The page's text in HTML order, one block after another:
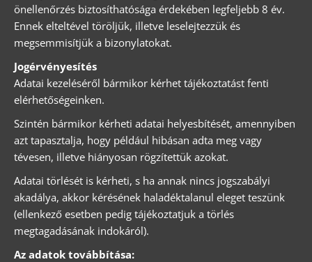
önellenőrzés biztosíthatósága érdekében legfeljebb 8 év.
Ennek elteltével töröljük, illetve leselejtezzük és
megsemmisítjük a bizonylatokat.
Jogérvényesítés
Adatai kezeléséről bármikor kérhet tájékoztatást fenti
elérhetőségeinken.
Szintén bármikor kérheti adatai helyesbítését, amennyiben
azt tapasztalja, hogy például hibásan adta meg vagy
tévesen, illetve hiányosan rögzítettük azokat.
Adatai törlését is kérheti, s ha annak nincs jogszabályi
akadálya, akkor kérésének haladéktalanul eleget teszünk
(ellenkező esetben pedig tájékoztatjuk a törlés
megtagadásának indokáról).
Az adatok továbbítása: